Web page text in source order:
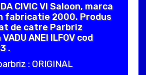
CIVIC VI Saloon, marca
fabricatie 2000. Produs
de catre Parbriz
ANEI ILFOV cod
.
: ORIGINAL